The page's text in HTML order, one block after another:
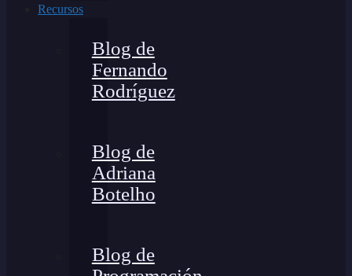
Recursos
Blog de
Fernando
Rodríguez
Blog de
Adriana
Botelho
Blog de